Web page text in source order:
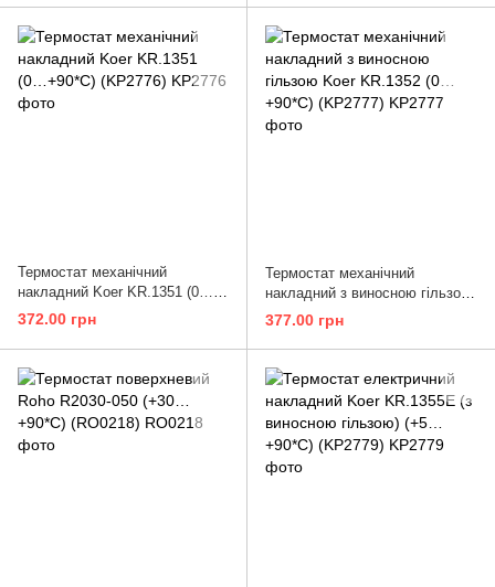
Термостат механічний
накладний Koer KR.1351 (0…
+90*C) (KP2776)
372.00 грн
Термостат механічний
накладний з виносною гільзою
Koer KR.1352 (0…+90*C)
377.00 грн